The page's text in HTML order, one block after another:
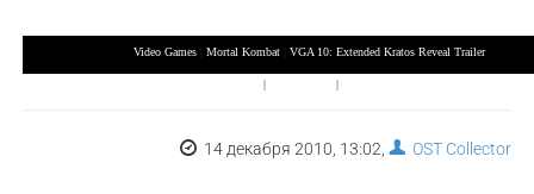
Video Games| Mortal Kombat| VGA 10: Extended Kratos Reveal Trailer
| |
14 декабря 2010, 13:02, OST Collector